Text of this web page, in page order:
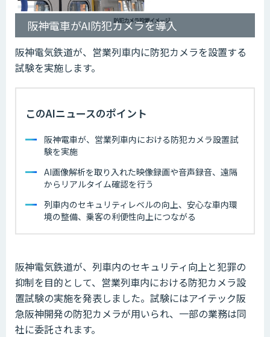
阪神電車がAI防犯カメラを導入
阪神電気鉄道が、営業列車内に防犯カメラを設置する
試験を実施します。
このAIニュースのポイント
阪神電車が、営業列車内における防犯カメラ設置試
験を実施
AI画像解析を取り入れた映像録画や音声録音、遠隔
からリアルタイム確認を行う
列車内のセキュリティレベルの向上、安心な車内環
境の整備、乗客の利便性向上につながる
阪神電気鉄道が、列車内のセキュリティ向上と犯罪の
抑制を目的として、営業列車内における防犯カメラ設
置試験の実施を発表しました。試験にはアイテック阪
急阪神開発の防犯カメラが用いられ、一部の業務は同
社に委託されます。